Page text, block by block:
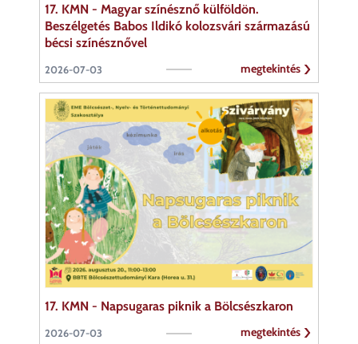
17. KMN - Magyar színésznő külföldön.
Beszélgetés Babos Ildikó kolozsvári származású
bécsi színésznővel
2026-07-03 megtekintés
17. KMN - Napsugaras piknik a Bölcsészkaron
2026-07-03 megtekintés